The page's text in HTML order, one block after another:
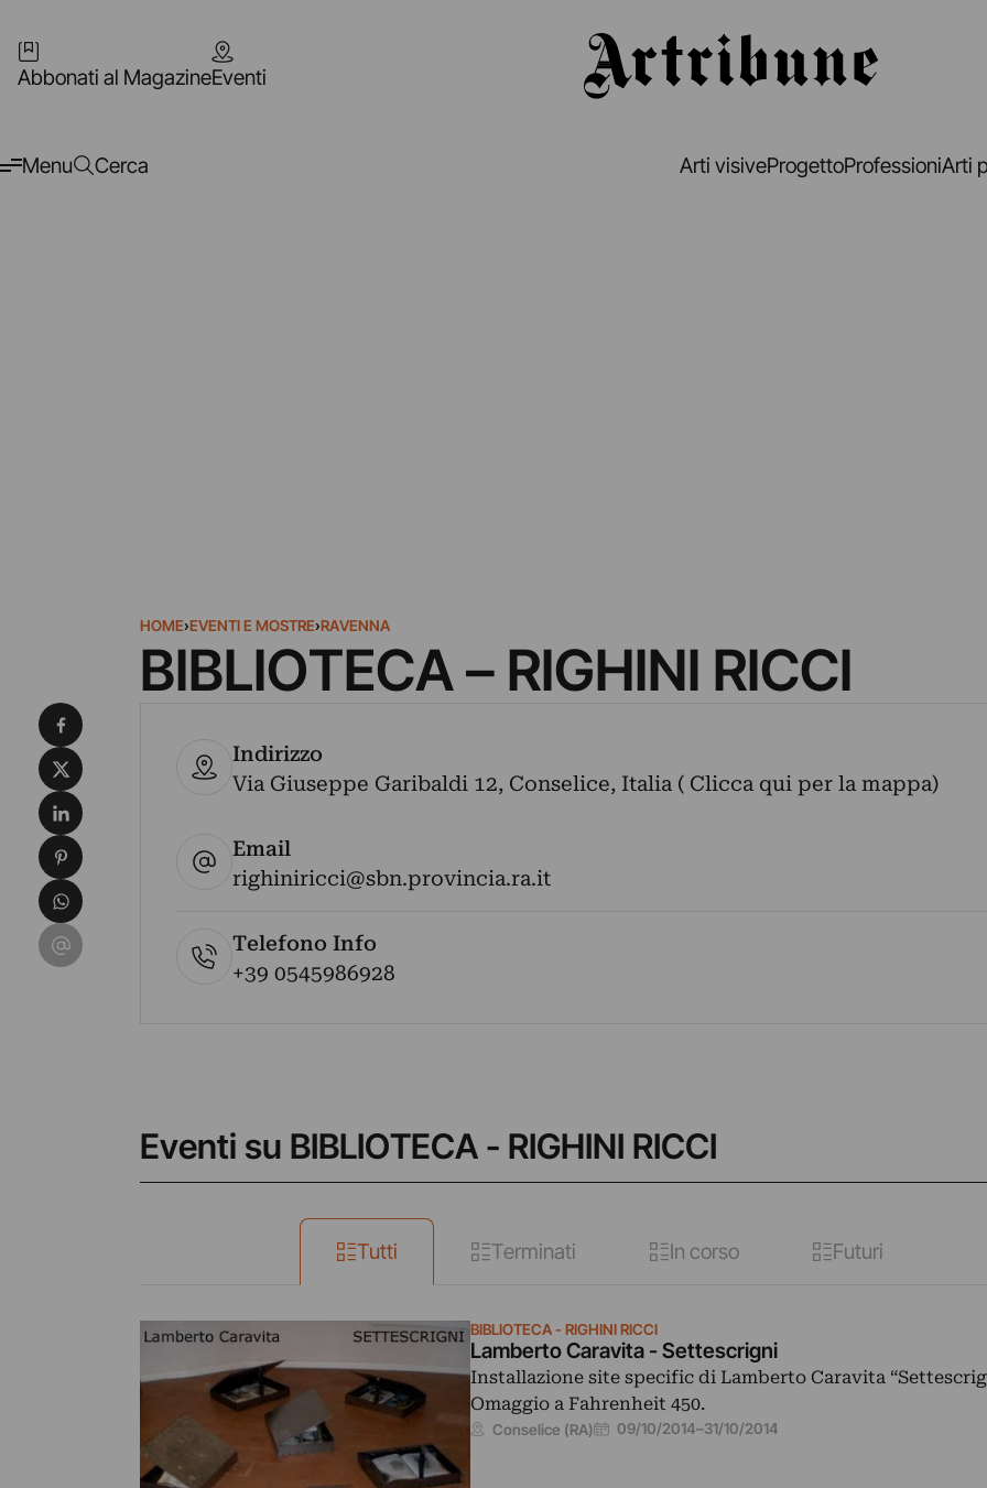
Abbonati al MagazineEventi
Menu Cerca Arti visiveProgettoProfessioniArti
HOME›EVENTI E MOSTRE›RAVENNA
BIBLIOTECA – RIGHINI RICCI
Indirizzo
Via Giuseppe Garibaldi 12, Conselice, Italia ( Clicca qui per la mappa)
Email
righiniricci@sbn.provincia.ra.it
Telefono Info
+39 0545986928
Eventi su BIBLIOTECA - RIGHINI RICCI
Tutti Terminati In corso Futuri
BIBLIOTECA - RIGHINI RICCI
Lamberto Caravita - Settescrigni
Installazione site specific di Lamberto Caravita
Omaggio a Fahrenheit 450.
Conselice (RA) 09/10/2014–31/10/2014
Condividi su Facebook
Condividi su X
Condividi su LinkedIn
Condividi su Pinterest
Condividi su WhatsApp
Condividi su Email